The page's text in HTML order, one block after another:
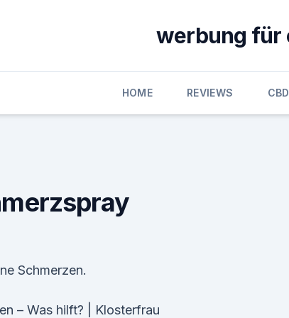
werbung für
HOME REVIEWS
Schmerzen.
– Was hilft? | Klosterfrau